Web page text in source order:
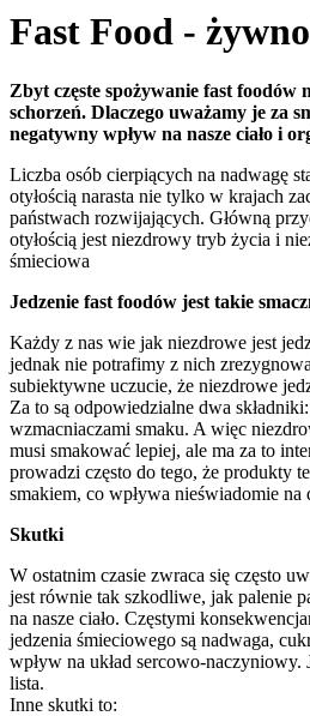
Fast Food -
Zbyt częste spożywanie fast foodów
schorzeń. Dlaczego uważamy je za
negatywny wpływ na nasze ciało i
Liczba osób cierpiących na nadwagę
otyłością narasta nie tylko w krajach
państwach rozwijających. Główną
otyłością jest niezdrowy tryb życia i
śmieciowa
Jedzenie fast foodów jest takie
Każdy z nas wie jak niezdrowe jest
jednak nie potrafimy z nich
subiektywne uczucie, że niezdrowe
Za to są odpowiedzialne dwa
wzmacniaczami smaku. A więc
musi smakować lepiej, ale ma za to
prowadzi często do tego, że produkty
smakiem, co wpływa nieświadomie
Skutki
W ostatnim czasie zwraca się często
jest równie tak szkodliwe, jak palenie
na nasze ciało. Częstymi
jedzenia śmieciowego są nadwaga,
wpływ na układ sercowo-naczyniowy.
lista.
Inne skutki to: